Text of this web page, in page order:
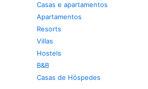
Casas e apartamentos
Apartamentos
Resorts
Villas
Hostels
B&B
Casas de Hóspedes